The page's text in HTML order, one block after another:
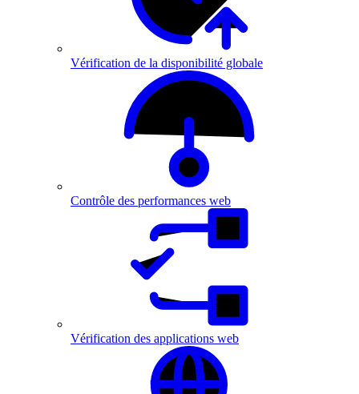
Vérification de la disponibilité globale
Contrôle des performances web
Vérification des applications web